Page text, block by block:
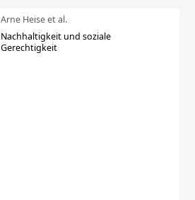
Arne Heise et al.
Nachhaltigkeit und soziale
Gerechtigkeit